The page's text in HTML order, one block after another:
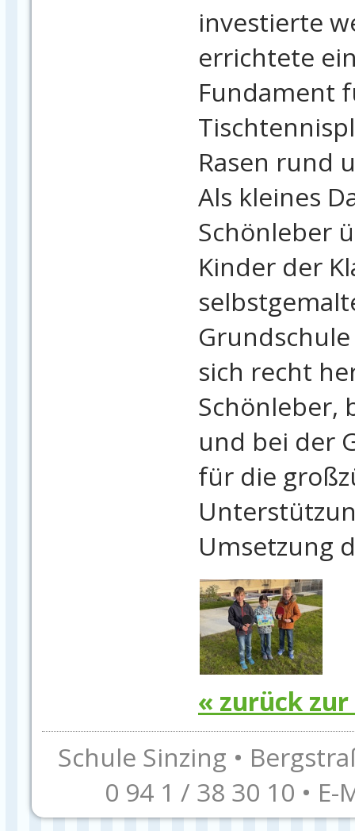
investierte
errichtete
Fundament
Rasen rund
Als kleines
Schönleber
Kinder der
sich recht
Schönleber,
und bei der
für die
Umsetzung
« zurück
Schule Sinzing •
0 94 1 / 38 30 10 • E-